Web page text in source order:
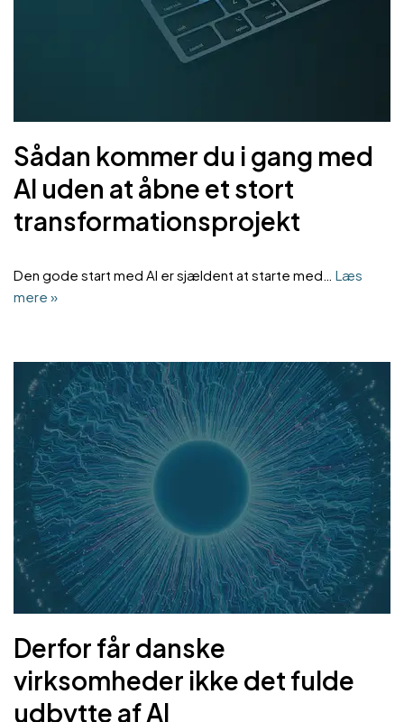
Sådan kommer du i gang med
AI uden at åbne et stort
transformationsprojekt
Den gode start med AI er sjældent at starte med… Læs
mere »
Derfor får danske
virksomheder ikke det fulde
udbytte af AI